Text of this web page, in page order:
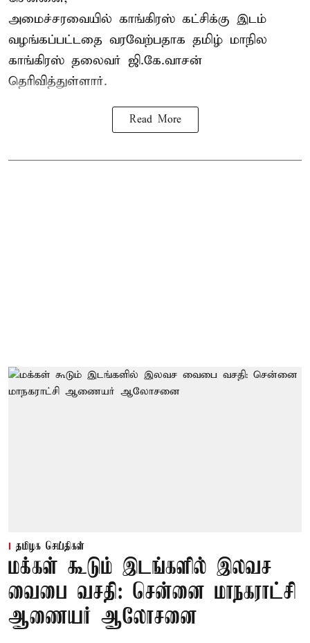
அமைச்சரவையில் காங்கிரஸ் கட்சிக்கு இடம்
வழங்கப்பட்டதை வரவேற்பதாக தமிழ் மாநில
காங்கிரஸ் தலைவர் ஜி.கே.வாசன்
தெரிவித்துள்ளார்.
Read More
தமிழக செய்திகள்
மக்கள் கூடும் இடங்களில் இலவச
வைபை வசதி: சென்னை மாநகராட்சி
ஆணையர் ஆலோசனை